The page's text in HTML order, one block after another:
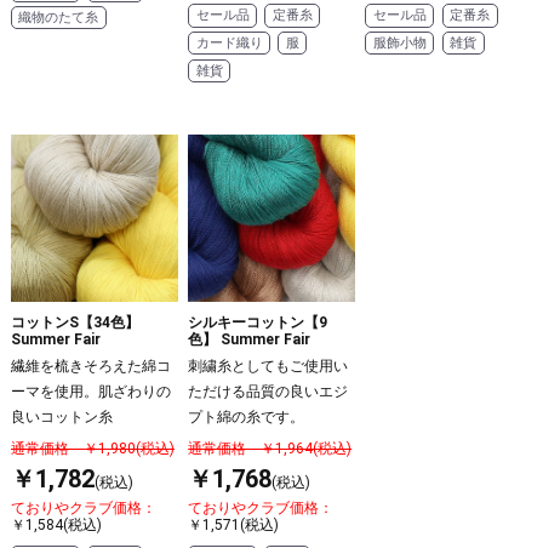
織物のたて糸
セール品
定番糸
カード織り
服
雑貨
セール品
定番糸
服飾小物
雑貨
コットンS【34色】
Summer Fair
繊維を梳きそろえた綿コ
ーマを使用。肌ざわりの
良いコットン糸
通常価格 ￥1,980(税込)
￥1,782(税込)
ておりやクラブ価格：
￥1,584(税込)
シルキーコットン【9
色】 Summer Fair
刺繍糸としてもご使用い
ただける品質の良いエジ
プト綿の糸です。
通常価格 ￥1,964(税込)
￥1,768(税込)
ておりやクラブ価格：
￥1,571(税込)